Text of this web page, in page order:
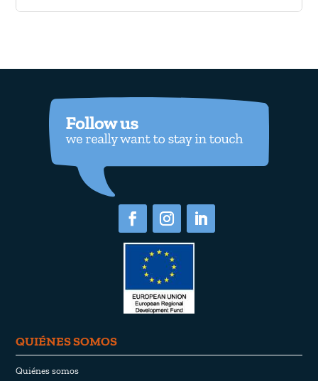
QUIÉNES SOMOS
Quiénes somos